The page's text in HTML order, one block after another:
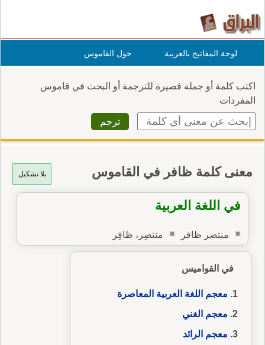
لوحة المفاتيح بالعربية حول القاموس
اكتب كلمة أو جملة قصيرة للترجمة أو البحث في قاموس
المفردات
بلا تشكيل معنى كلمة ظافر في القاموس
في اللغة العربية
منتصر ظافر منتصِر، ظافِر
في القواميس
معجم اللغة العربية المعاصرة
معجم الغني
معجم الرائد